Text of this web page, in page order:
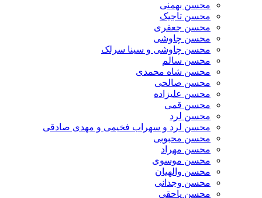
محسن بهمنی
محسن تاجیک
محسن جعفری
محسن چاوشی
محسن چاوشی و سینا سرلک
محسن سالم
محسن شاه محمدی
محسن صالحی
محسن علیزاده
محسن قمی
محسن لرد
محسن لرد و سهراب فخیمی و مهدی صادقی
محسن محبوبی
محسن مهراد
محسن موسوی
محسن والهیان
محسن وجدانی
محسن یاحقی